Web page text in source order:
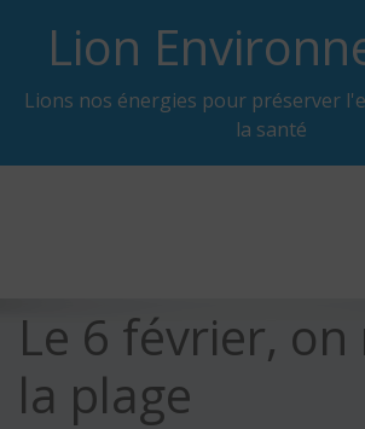
contentLion
Lions nos énergies pour préserver
la santé
Le 6 février,
la plage